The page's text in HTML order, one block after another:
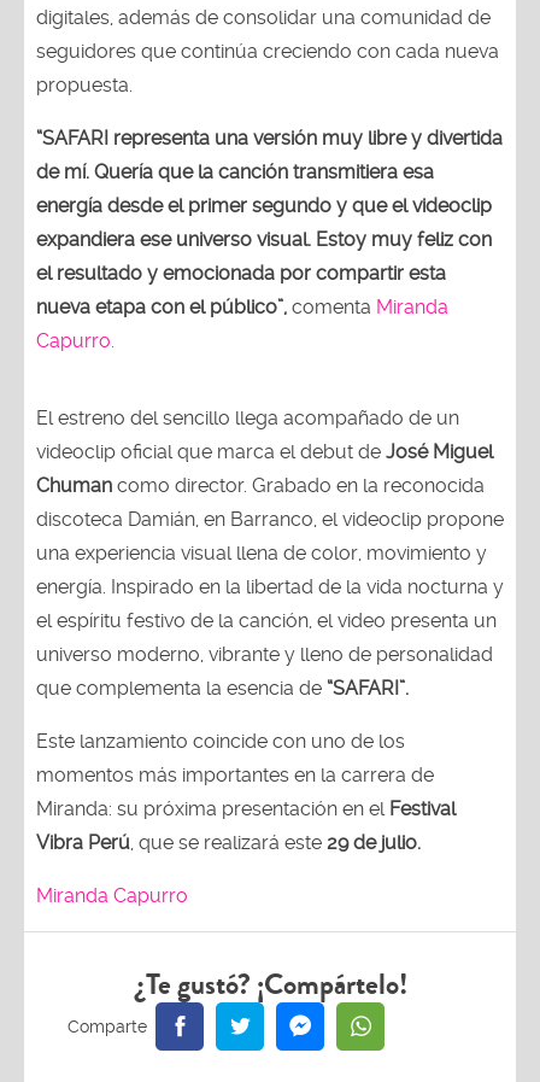
digitales, además de consolidar una comunidad de
seguidores que continúa creciendo con cada nueva
propuesta.
“SAFARI representa una versión muy libre y divertida
de mí. Quería que la canción transmitiera esa
energía desde el primer segundo y que el videoclip
expandiera ese universo visual. Estoy muy feliz con
el resultado y emocionada por compartir esta
nueva etapa con el público”, comenta Miranda
Capurro.
El estreno del sencillo llega acompañado de un
videoclip oficial que marca el debut de José Miguel
Chuman como director. Grabado en la reconocida
discoteca Damián, en Barranco, el videoclip propone
una experiencia visual llena de color, movimiento y
energía. Inspirado en la libertad de la vida nocturna y
el espíritu festivo de la canción, el video presenta un
universo moderno, vibrante y lleno de personalidad
que complementa la esencia de “SAFARI”.
Este lanzamiento coincide con uno de los
momentos más importantes en la carrera de
Miranda: su próxima presentación en elFestival
Vibra Perú, que se realizará este 29 de julio.
Miranda Capurro
¿Te gustó? ¡Compártelo!